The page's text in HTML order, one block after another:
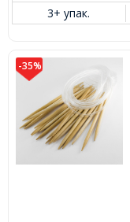
3+ упак.
-35%